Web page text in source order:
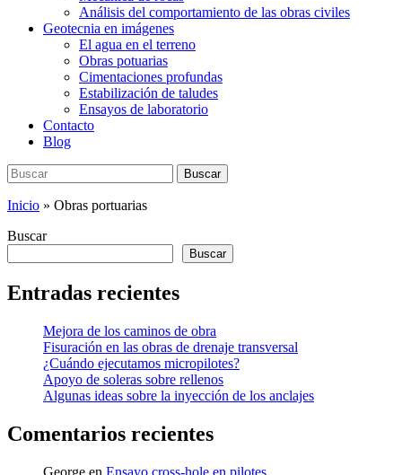
Análisis del comportamiento de las obras civiles
Geotecnia en imágenes
El agua en el terreno
Obras potuarias
Cimentaciones profundas
Estabilización de taludes
Ensayos de laboratorio
Contacto
Blog
Buscar:
Buscar
Inicio » Obras portuarias
Buscar
Buscar
Entradas recientes
Mejora de los caminos de obra
Fisuración en las obras de drenaje transversal
¿Cuándo ejecutamos micropilotes?
Apoyo de soleras sobre rellenos
Algunas ideas sobre la inyección de los anclajes
Comentarios recientes
George en Ensayo cross-hole en pilotes